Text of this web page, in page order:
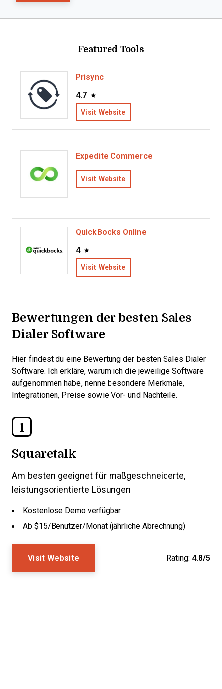
Featured Tools
Prisync
4.7
Visit Website
Expedite Commerce
Visit Website
QuickBooks Online
4
Visit Website
Bewertungen der besten Sales
Dialer Software
Hier findest du eine Bewertung der besten Sales Dialer
Software. Ich erkläre, warum ich die jeweilige Software
aufgenommen habe, nenne besondere Merkmale,
Integrationen, Preise sowie Vor- und Nachteile.
1
Squaretalk
Am besten geeignet für maßgeschneiderte,
leistungsorientierte Lösungen
Kostenlose Demo verfügbar
Ab $15/Benutzer/Monat (jährliche Abrechnung)
Visit Website Rating: 4.8/5